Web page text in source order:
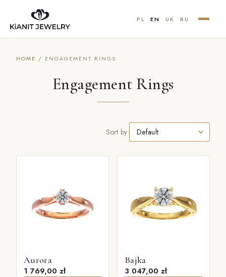
PL EN UK RU
HOME / ENGAGEMENT RINGS
Engagement Rings
Sort by:
Aurora
1 769,00 zł
Bajka
3 047,00 zł